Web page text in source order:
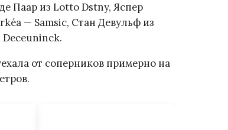
Паар из Lotto Dstny, Яспер
— Samsic, Стан Девульф из
Deceuninck.
от соперников примерно на